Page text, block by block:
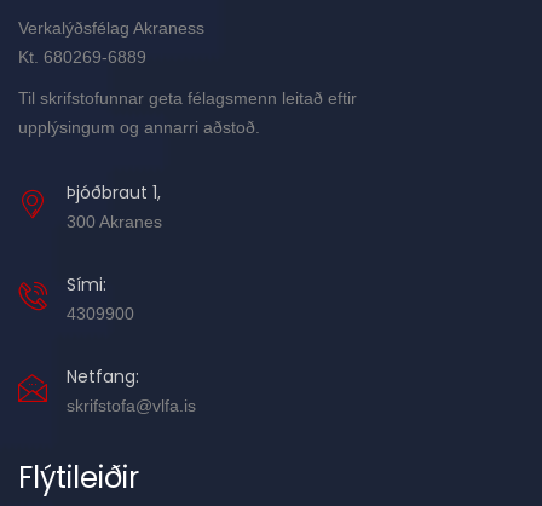
Verkalýðsfélag Akraness
Kt. 680269-6889
Til skrifstofunnar geta félagsmenn leitað eftir
upplýsingum og annarri aðstoð.
Þjóðbraut 1,
300 Akranes
Sími:
4309900
Netfang:
skrifstofa@vlfa.is
Flýtileiðir